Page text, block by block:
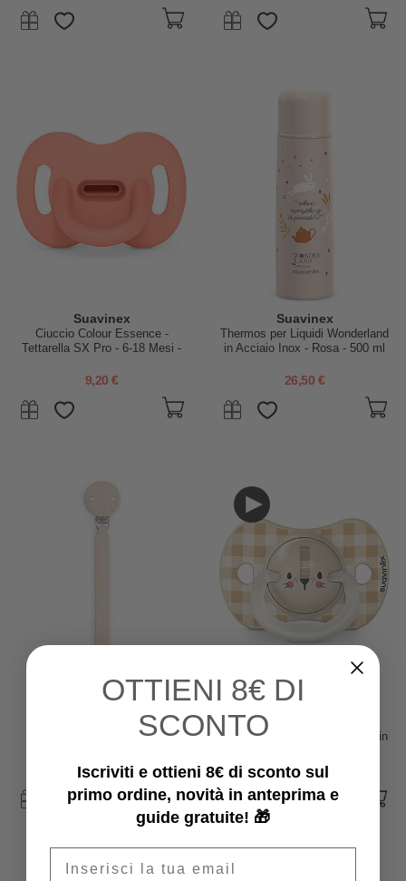
Suavinex
Ciuccio Colour Essence -
Tettarella SX Pro - 6-18 Mesi -
9,20 €
Suavinex
Thermos per Liquidi Wonderland
in Acciaio Inox - Rosa - 500 ml
26,50 €
Clip Portaciuccio Wonder -
12,90 €
Set di 2 Ciucci Night&Day -
Tettarella Simmetrica SX Pro in
11,50 €
OTTIENI 8€ DI
SCONTO
Iscriviti e ottieni 8€ di sconto sul
primo ordine, novità in anteprima e
guide gratuite! 🎁